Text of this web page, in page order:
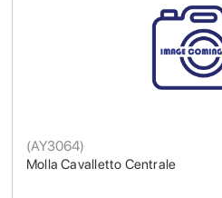
Molla Cavalletto Centrale
(AY3064)